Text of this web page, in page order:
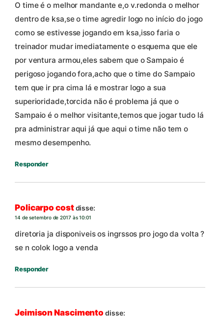
O time é o melhor mandante e,o v.redonda o melhor
dentro de ksa,se o time agredir logo no início do jogo
como se estivesse jogando em ksa,isso faria o
treinador mudar imediatamente o esquema que ele
por ventura armou,eles sabem que o Sampaio é
perigoso jogando fora,acho que o time do Sampaio
tem que ir pra cima lá e mostrar logo a sua
superioridade,torcida não é problema já que o
Sampaio é o melhor visitante,temos que jogar tudo lá
pra administrar aqui já que aqui o time não tem o
mesmo desempenho.
Responder
Policarpo costdisse:
14 de setembro de 2017 às 10:01
diretoria ja disponiveis os ingrssos pro jogo da volta ?
se n colok logo a venda
Responder
Jeimison Nascimento disse: